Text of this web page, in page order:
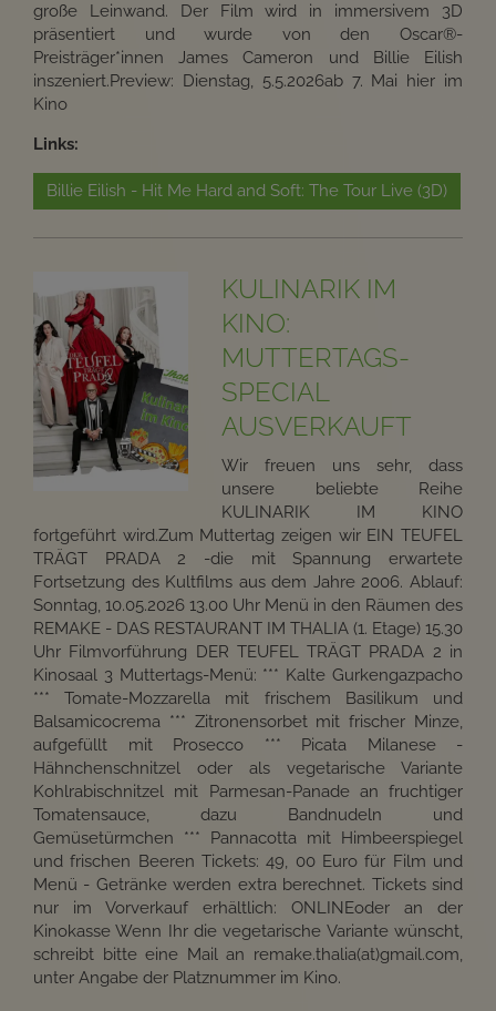
große Leinwand. Der Film wird in immersivem 3D
präsentiert und wurde von den Oscar®-
Preisträger*innen James Cameron und Billie Eilish
inszeniert.Preview: Dienstag, 5.5.2026ab 7. Mai hier im
Kino
Links:
Billie Eilish - Hit Me Hard and Soft: The Tour Live (3D)
KULINARIK IM
KINO:
MUTTERTAGS-
SPECIAL
AUSVERKAUFT
Wir freuen uns sehr, dass
unsere beliebte Reihe
KULINARIK IM KINO
fortgeführt wird.Zum Muttertag zeigen wir EIN TEUFEL
TRÄGT PRADA 2 -die mit Spannung erwartete
Fortsetzung des Kultfilms aus dem Jahre 2006. Ablauf:
Sonntag, 10.05.2026 13.00 Uhr Menü in den Räumen des
REMAKE - DAS RESTAURANT IM THALIA (1. Etage) 15.30
Uhr Filmvorführung DER TEUFEL TRÄGT PRADA 2 in
Kinosaal 3 Muttertags-Menü: *** Kalte Gurkengazpacho
*** Tomate-Mozzarella mit frischem Basilikum und
Balsamicocrema *** Zitronensorbet mit frischer Minze,
aufgefüllt mit Prosecco *** Picata Milanese -
Hähnchenschnitzel oder als vegetarische Variante
Kohlrabischnitzel mit Parmesan-Panade an fruchtiger
Tomatensauce, dazu Bandnudeln und
Gemüsetürmchen *** Pannacotta mit Himbeerspiegel
und frischen Beeren Tickets: 49, 00 Euro für Film und
Menü - Getränke werden extra berechnet. Tickets sind
nur im Vorverkauf erhältlich: ONLINEoder an der
Kinokasse Wenn Ihr die vegetarische Variante wünscht,
schreibt bitte eine Mail an remake.thalia(at)gmail.com,
unter Angabe der Platznummer im Kino.